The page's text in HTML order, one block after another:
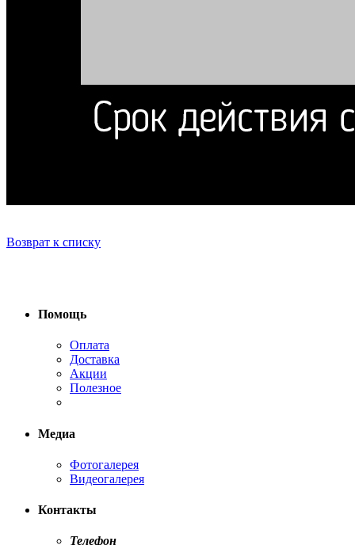
Возврат к списку
Помощь
Оплата
Доставка
Акции
Полезное
Медиа
Фотогалерея
Видеогалерея
Контакты
Телефон